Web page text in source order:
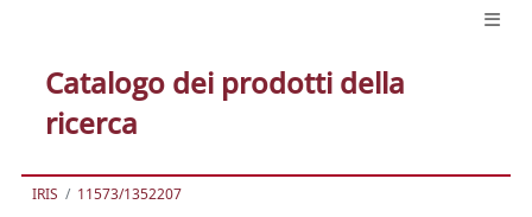
Catalogo dei prodotti della
ricerca
IRIS 11573/1352207